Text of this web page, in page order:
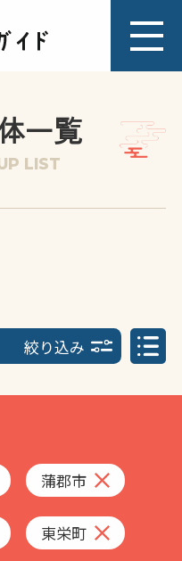
一覧
LIST
絞り込み
蒲郡市
東栄町